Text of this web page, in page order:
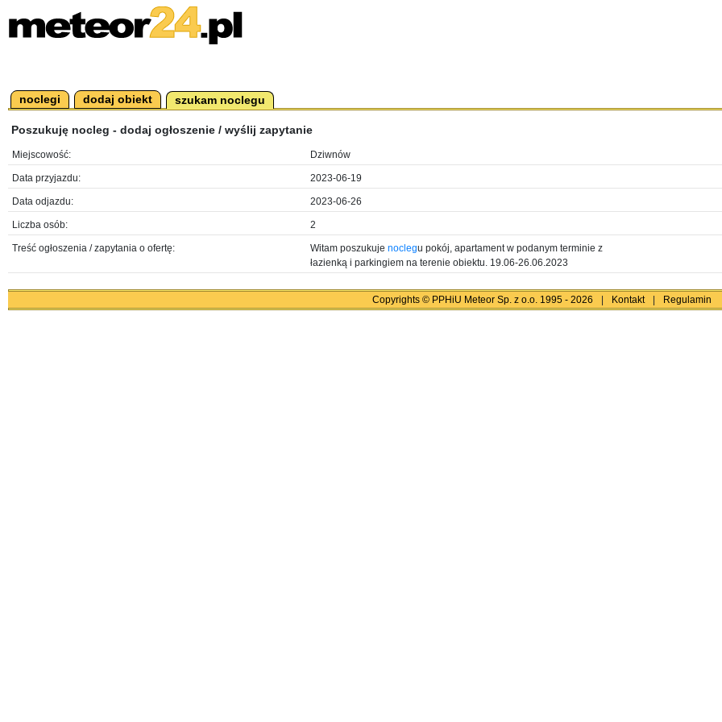
noclegi dodaj obiekt szukam noclegu
Poszukuję nocleg - dodaj ogłoszenie / wyślij zapytanie
Miejscowość: Dziwnów
Data przyjazdu: 2023-06-19
Data odjazdu: 2023-06-26
Liczba osób: 2
Treść ogłoszenia / zapytania o ofertę: Witam poszukuje noclegu pokój, apartament w podanym terminie z
łazienką i parkingiem na terenie obiektu. 19.06-26.06.2023
Copyrights © PPHiU Meteor Sp. z o.o. 1995 - 2026 Kontakt Regulamin